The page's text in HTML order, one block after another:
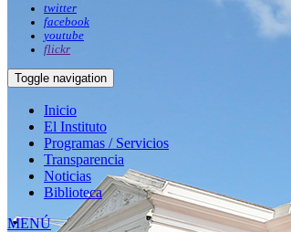
twitter
facebook
youtube
flickr
Toggle navigation
Inicio
El Instituto
Programas / Servicios
Transparencia
Noticias
Biblioteca
MENÚ